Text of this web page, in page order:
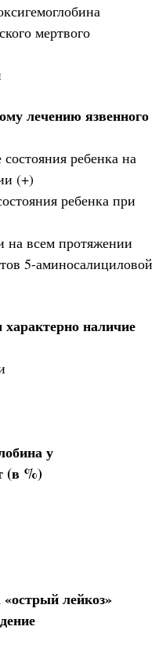
мертвого
лечению язвенного
ребенка на
(+)
ребенка при
на всем протяжении
5-аминосалициловой
наличие
у
(в %)
лейкоз»